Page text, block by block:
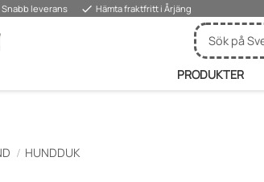
Snabb leverans done Hämta fraktfritt i Årjäng
PRODUKTER
HUNDDUK